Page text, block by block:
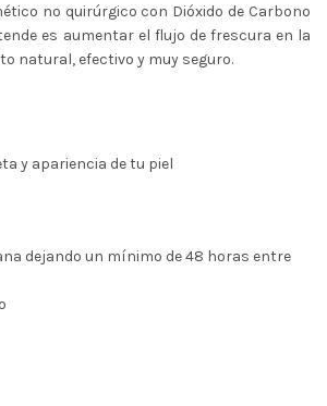
no quirúrgico con Dióxido de Carbono
es aumentar el flujo de frescura en la
natural, efectivo y muy seguro.
y apariencia de tu piel
dejando un mínimo de 48 horas entre